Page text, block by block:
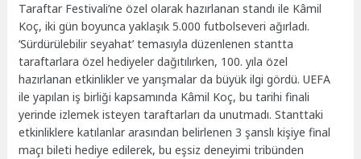
Taraftar Festivali’ne özel olarak hazırlanan standı ile Kâmil
Koç, iki gün boyunca yaklaşık 5.000 futbolseveri ağırladı.
‘Sürdürülebilir seyahat’ temasıyla düzenlenen stantta
taraftarlara özel hediyeler dağıtılırken, 100. yıla özel
hazırlanan etkinlikler ve yarışmalar da büyük ilgi gördü. UEFA
ile yapılan iş birliği kapsamında Kâmil Koç, bu tarihi finali
yerinde izlemek isteyen taraftarları da unutmadı. Stanttaki
etkinliklere katılanlar arasından belirlenen 3 şanslı kişiye final
maçı bileti hediye edilerek, bu eşsiz deneyimi tribünden